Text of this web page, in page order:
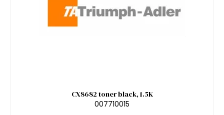
CX8682 toner black, 1.5K
007710015